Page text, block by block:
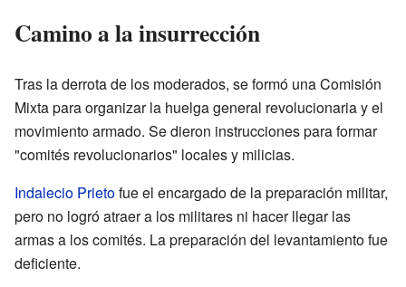
Camino a la insurrección
Tras la derrota de los moderados, se formó una Comisión
Mixta para organizar la huelga general revolucionaria y el
movimiento armado. Se dieron instrucciones para formar
"comités revolucionarios" locales y milicias.
Indalecio Prietofue el encargado de la preparación militar,
pero no logró atraer a los militares ni hacer llegar las
armas a los comités. La preparación del levantamiento fue
deficiente.